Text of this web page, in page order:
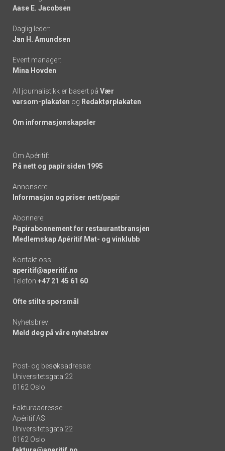
-
links
Aase E. Jacobsen
Daglig leder:
Jan H. Amundsen
Event manager:
Mina Hovden
All journalistikk er basert på Vær
varsom-plakaten og Redaktørplakaten
Om informasjonskapsler
Om Apéritif:
På nett og papir siden 1995
Annonsere:
Informasjon og priser nett/papir
Abonnere:
Papirabonnement for restaurantbransjen
Medlemskap Apéritif Mat- og vinklubb
Kontakt oss:
aperitif@aperitif.no
Telefon +47 21 45 61 60
Ofte stilte spørsmål
Nyhetsbrev:
Meld deg på våre nyhetsbrev
Post- og besøksadresse:
Universitetsgata 22
0162 Oslo
Fakturaadresse:
Apéritif AS
Universitetsgata 22
0162 Oslo